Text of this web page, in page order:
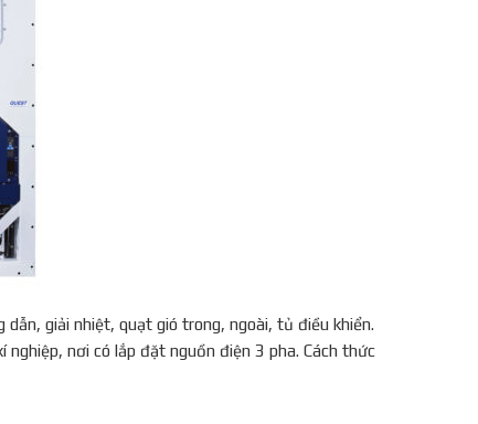
giải nhiệt, quạt gió trong, ngoài, tủ điều khiển.
nơi có lắp đặt nguồn điện 3 pha. Cách thức